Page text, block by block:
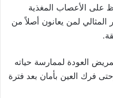
على الأعصاب المغذية
المثالي لمن يعانون أصلاً من
العودة لممارسة حياته
فرك العين بأمان بعد فترة